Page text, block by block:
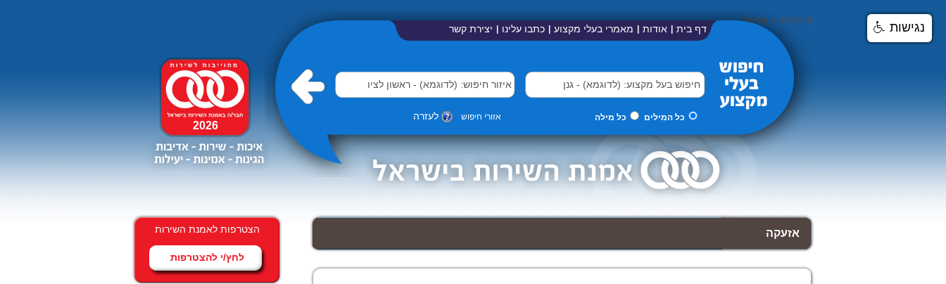
2026
דף בית אודות מאמרי בעלי מקצוע כתבו עלינו יצירת קשר
כל המילים כל מילה אזורי חיפוש לעזרה
דף הבית > אזעקה
אזעקה הצטרפות לאמנת השירות
לחץ/י להצטרפות
נגישות